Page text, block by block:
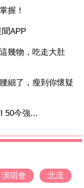
握！
APP
幾物，吃走大肚
細了，瘦到你懷疑
50今強...
演唱會 北流